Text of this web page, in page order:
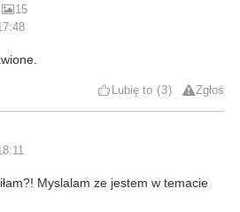
15
Lubię to 3 Zgłoś
Myslalam ze jestem w temacie